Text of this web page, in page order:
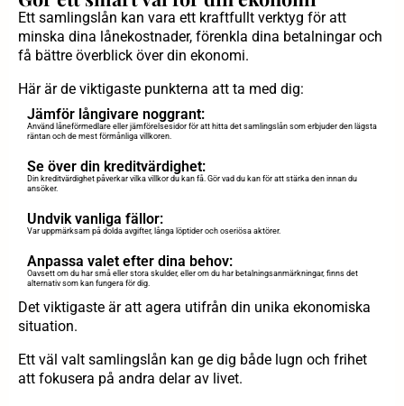
Ett samlingslån kan vara ett kraftfullt verktyg för att
minska dina lånekostnader, förenkla dina betalningar och
få bättre överblick över din ekonomi.
Här är de viktigaste punkterna att ta med dig:
Jämför långivare noggrant:
Använd låneförmedlare eller jämförelsesidor för att hitta det samlingslån som erbjuder den lägsta
räntan och de mest förmånliga villkoren.
Se över din kreditvärdighet:
Din kreditvärdighet påverkar vilka villkor du kan få. Gör vad du kan för att stärka den innan du
ansöker.
Undvik vanliga fällor:
Var uppmärksam på dolda avgifter, långa löptider och oseriösa aktörer.
Anpassa valet efter dina behov:
Oavsett om du har små eller stora skulder, eller om du har betalningsanmärkningar, finns det
alternativ som kan fungera för dig.
Det viktigaste är att agera utifrån din unika ekonomiska
situation.
Ett väl valt samlingslån kan ge dig både lugn och frihet
att fokusera på andra delar av livet.